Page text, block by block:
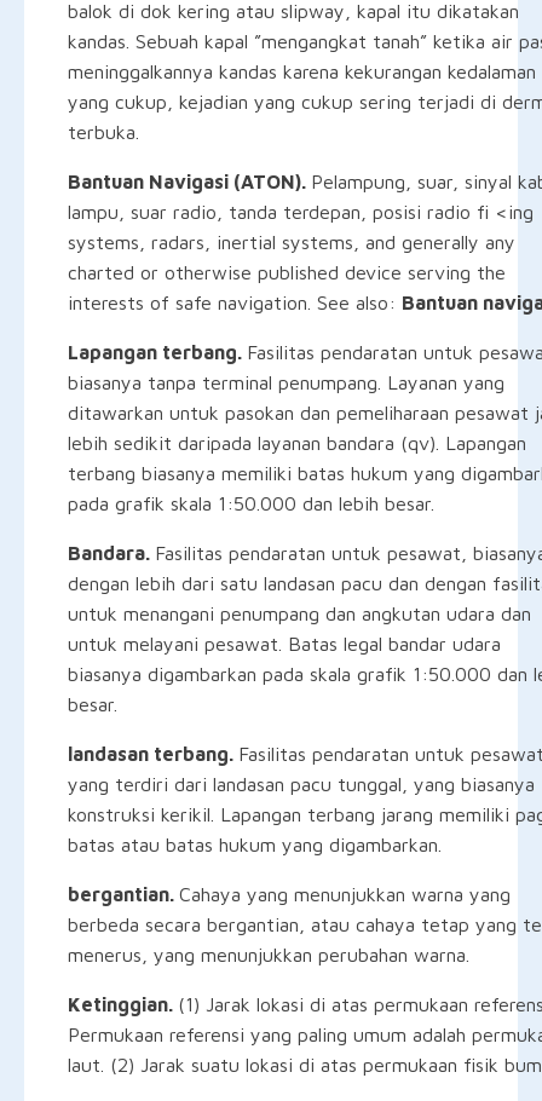
balok di dok kering atau slipway, kapal itu dikatakan
kandas. Sebuah kapal ”mengangkat tanah” ketika air
meninggalkannya kandas karena kekurangan kedalaman
yang cukup, kejadian yang cukup sering terjadi di
terbuka.
Bantuan Navigasi (ATON). Pelampung, suar, sinyal
lampu, suar radio, tanda terdepan, posisi radio fi <ing
systems, radars, inertial systems, and generally any
charted or otherwise published device serving the
interests of safe navigation. See also: Bantuan
Lapangan terbang. Fasilitas pendaratan untuk
biasanya tanpa terminal penumpang. Layanan yang
ditawarkan untuk pasokan dan pemeliharaan pesawat
lebih sedikit daripada layanan bandara (qv). Lapangan
terbang biasanya memiliki batas hukum yang
pada grafik skala 1:50.000 dan lebih besar.
Bandara. Fasilitas pendaratan untuk pesawat,
dengan lebih dari satu landasan pacu dan dengan
untuk menangani penumpang dan angkutan udara dan
untuk melayani pesawat. Batas legal bandar udara
biasanya digambarkan pada skala grafik 1:50.000 dan
besar.
landasan terbang. Fasilitas pendaratan untuk
yang terdiri dari landasan pacu tunggal, yang biasanya
konstruksi kerikil. Lapangan terbang jarang memiliki
batas atau batas hukum yang digambarkan.
bergantian. Cahaya yang menunjukkan warna yang
berbeda secara bergantian, atau cahaya tetap yang
menerus, yang menunjukkan perubahan warna.
Ketinggian. (1) Jarak lokasi di atas permukaan
Permukaan referensi yang paling umum adalah
laut. (2) Jarak suatu lokasi di atas permukaan fisik